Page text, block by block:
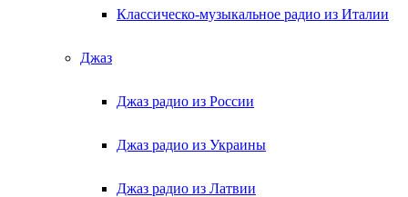
Классическо-музыкальное радио из Италии
Джаз
Джаз радио из России
Джаз радио из Украины
Джаз радио из Латвии